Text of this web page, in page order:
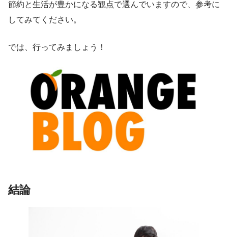
節約と生活が豊かになる観点で選んでいますので、参考に
してみてください。
では、行ってみましょう！
結論